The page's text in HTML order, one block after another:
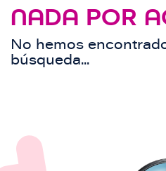
NADA POR
No hemos
búsqueda...